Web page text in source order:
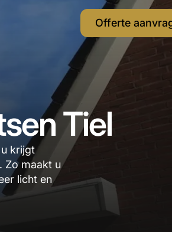
Offerte
Tiel
krijgt
Zo maakt u
licht en